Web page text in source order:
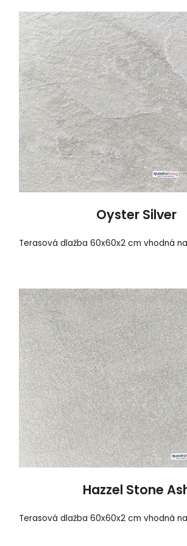
Oyster Silver
Terasová dlažba 60x60x2 cm vhodná
Hazzel Stone
Terasová dlažba 60x60x2 cm vhodná